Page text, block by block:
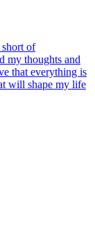
short of
my thoughts and
that everything is
will shape my life